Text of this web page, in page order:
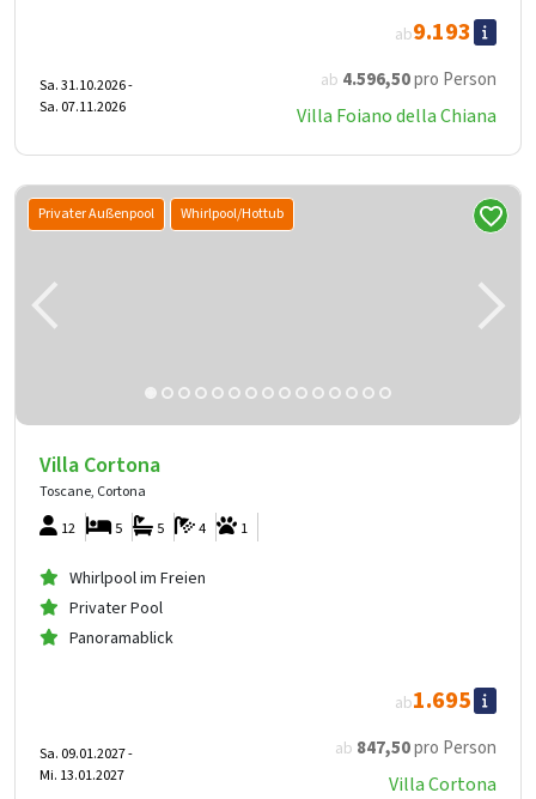
ab 4.596,50pro Person
ab9.193
Sa. 31.10.2026 -
Sa. 07.11.2026
Villa Foiano della Chiana
Privater Außenpool Whirlpool/Hottub
Villa Cortona
Toscane, Cortona
12
1
4
5
5
Whirlpool im Freien
Privater Pool
Panoramablick
ab 847,50pro Person
ab1.695
Sa. 09.01.2027 -
Mi. 13.01.2027
Villa Cortona